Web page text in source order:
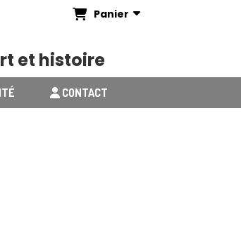
et histoire
Panier
CONTACT